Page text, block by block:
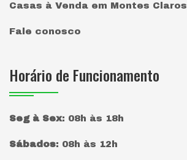
Casas à Venda em Montes Claros
Fale conosco
Horário de Funcionamento
Seg à Sex: 08h às 18h
Sábados: 08h às 12h